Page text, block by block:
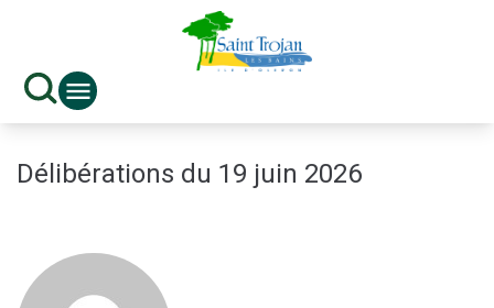
Délibérations du 19 juin 2026